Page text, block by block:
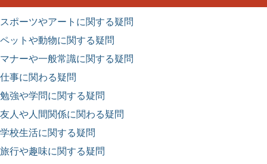
スポーツやアートに関する疑問
ペットや動物に関する疑問
マナーや一般常識に関する疑問
仕事に関わる疑問
勉強や学問に関する疑問
友人や人間関係に関わる疑問
学校生活に関する疑問
旅行や趣味に関する疑問